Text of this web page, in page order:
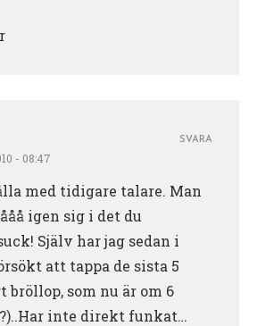
- 08:47
med tidigare talare. Man
igen sig i det du
Själv har jag sedan i
att tappa de sista 5
bröllop, som nu är om 6
inte direkt funkat…
SVARA